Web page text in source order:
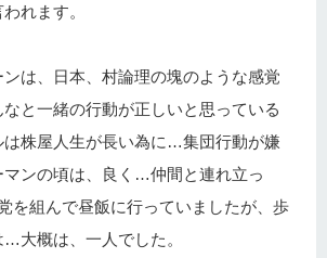
れます。
は、日本、村論理の塊のような感覚
と一緒の行動が正しいと思っている
は株屋人生が長い為に…集団行動が嫌
マンの頃は、良く…仲間と連れ立っ
を組んで昼飯に行っていましたが、歩
大概は、一人でした。